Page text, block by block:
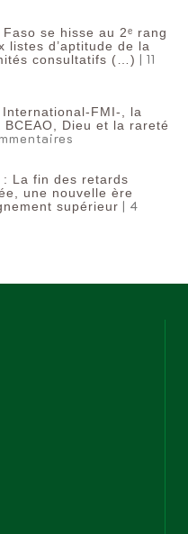
se hisse au 2ᵉ rang
listes d’aptitude de la
consultatifs (…) | 11
FMI-, la
Dieu et la rareté
: La fin des retards
une nouvelle ère
supérieur | 4